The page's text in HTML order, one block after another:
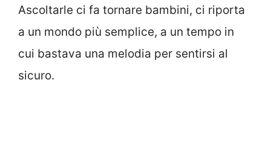
Ascoltarle ci fa tornare bambini, ci riporta
a un mondo più semplice, a un tempo in
cui bastava una melodia per sentirsi al
sicuro.